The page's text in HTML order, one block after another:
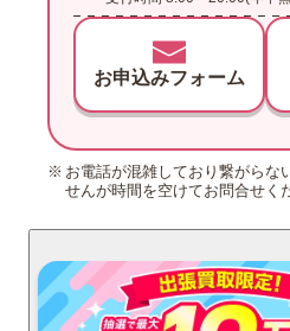
お申込みフォーム
お電話が混雑しており繋がらな
せんが時間を空けてお問合せく